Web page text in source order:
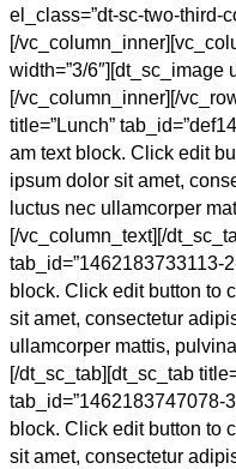
el_class=”dt-sc-two-third-
[/
width=”3/6″][dt_sc_image
[/vc_column_inner][/
title=”Lunch”
am text block. Click edit
ipsum dolor sit amet,
luctus nec ullamcorper
[/vc_column_text][/
tab_id=”1462183733113-
block. Click edit button to
sit amet, consectetur
ullamcorper mattis,
[/dt_sc_tab][dt_sc_tab
tab_id=”1462183747078-
block. Click edit button to
sit amet, consectetur